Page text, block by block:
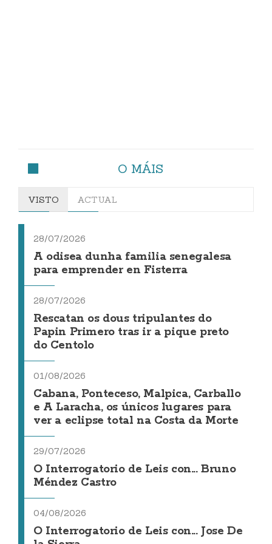
O MÁIS
VISTO ACTUAL
28/07/2026
A odisea dunha familia senegalesa
para emprender en Fisterra
28/07/2026
Rescatan os dous tripulantes do
Papin Primero tras ir a pique preto
do Centolo
01/08/2026
Cabana, Ponteceso, Malpica, Carballo
e A Laracha, os únicos lugares para
ver a eclipse total na Costa da Morte
29/07/2026
O Interrogatorio de Leis con... Bruno
Méndez Castro
04/08/2026
O Interrogatorio de Leis con... Jose De